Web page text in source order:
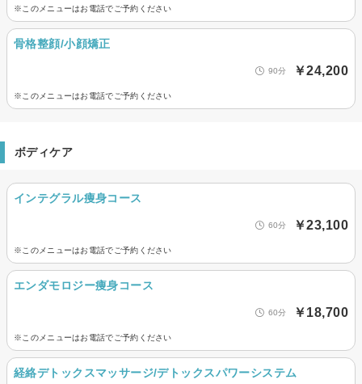
※このメニューはお電話でご予約ください
骨格整顔/小顔矯正
90分 ￥24,200
※このメニューはお電話でご予約ください
ボディケア
インテグラル痩身コース
60分 ￥23,100
※このメニューはお電話でご予約ください
エンダモロジー痩身コース
60分 ￥18,700
※このメニューはお電話でご予約ください
経絡デトックスマッサージ/デトックスパワーシステム